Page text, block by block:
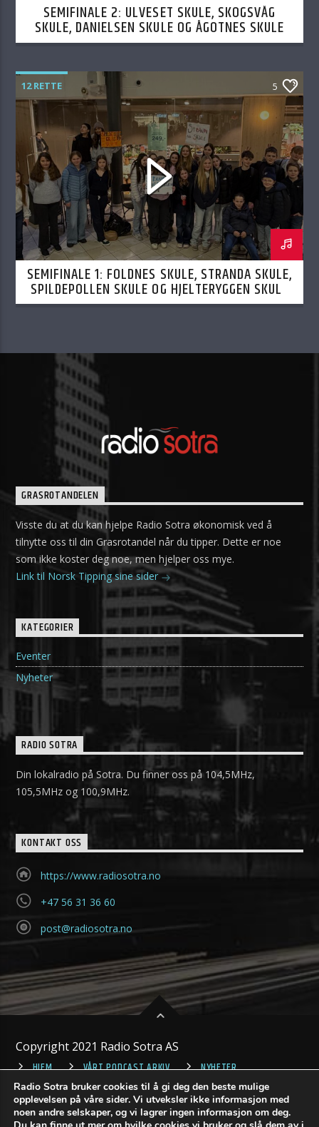
SEMIFINALE 2: ULVESET SKULE, SKOGSVÅG
SKULE, DANIELSEN SKULE OG ÅGOTNES SKULE
19.02.2026
12 RETTE 5
SEMIFINALE 1: FOLDNES SKULE, STRANDA SKULE,
SPILDEPOLLEN SKULE OG HJELTERYGGEN SKULE
12.02.2026
GRASROTANDELEN
Visste du at du kan hjelpe Radio Sotra økonomisk ved å
tilnytte oss til din Grasrotandel når du tipper. Dette er noe
som ikke koster deg noe, men hjelper oss mye.
Link til Norsk Tipping sine sider
KATEGORIER
Eventer
Nyheter
RADIO SOTRA
Din lokalradio på Sotra. Du finner oss på 104,5MHz,
105,5MHz og 100,9MHz.
KONTAKT OSS
https://www.radiosotra.no
+47 56 31 36 60
post@radiosotra.no
Copyright 2021 Radio Sotra AS
HJEM
VÅRT PODCAST ARKIV NYHETER
Radio Sotra bruker cookies til å gi deg den beste mulige
opplevelsen på våre sider. Vi utveksler ikke informasjon med
noen andre selskaper, og vi lagrer ingen informasjon om deg.